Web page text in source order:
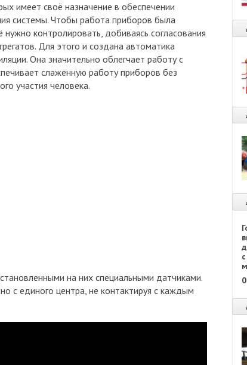
имеет своё назначение в обеспечении
системы. Чтобы работа приборов была
нужно контролировать, добиваясь согласования
Для этого и создана автоматика
Она значительно облегчает работу с
слаженную работу приборов без
участия человека.
на них специальными датчиками.
с единого центра, не контактируя с каждым
0